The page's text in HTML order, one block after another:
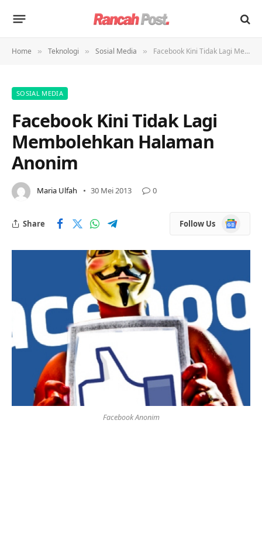
Home » Teknologi » Sosial Media » Facebook Kini Tidak Lagi Membolehkan Halaman Anonim
SOSIAL MEDIA
Facebook Kini Tidak Lagi
Membolehkan Halaman
Anonim
Maria Ulfah 30 Mei 2013 0
Share Follow Us
Google
News
Facebook Anonim